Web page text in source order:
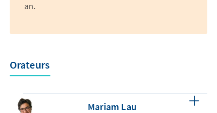
an.
Orateurs
Mariam Lau